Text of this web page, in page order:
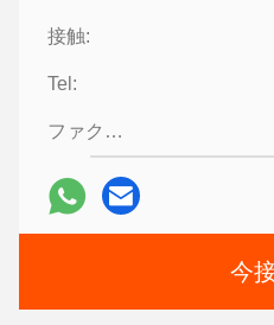
接触:
Tel:
ファクシミリ:
今